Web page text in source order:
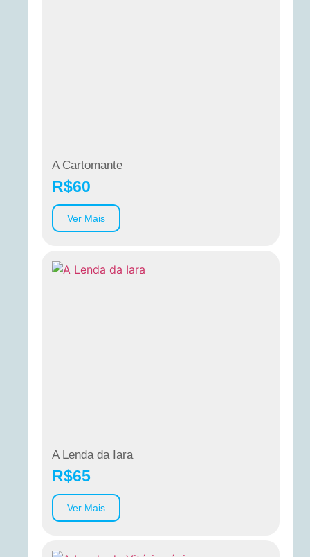
A Cartomante
R$60
Ver Mais
A Lenda da Iara
R$65
Ver Mais